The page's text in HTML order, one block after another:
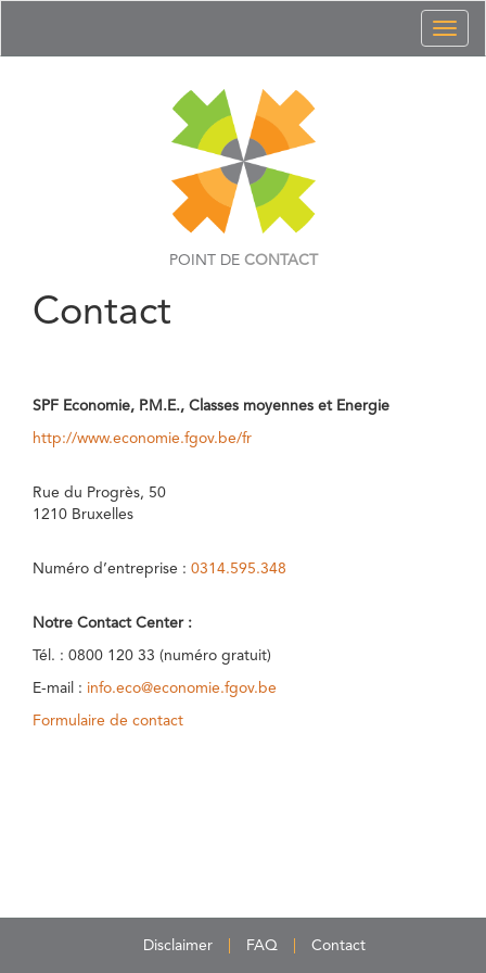
POINT DE CONTACT
Contact
SPF Economie, P.M.E., Classes moyennes et Energie
http://www.economie.fgov.be/fr
Rue du Progrès, 50
1210 Bruxelles
Numéro d’entreprise : 0314.595.348
Notre Contact Center :
Tél. : 0800 120 33 (numéro gratuit)
E-mail : info.eco@economie.fgov.be
Formulaire de contact
Disclaimer FAQ Contact